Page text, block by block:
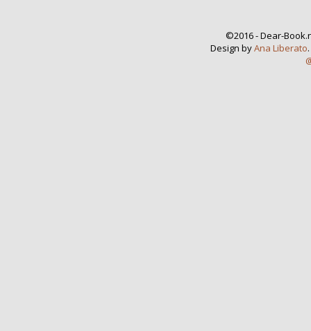
©2016 - Dear-
Design byAna Liberato